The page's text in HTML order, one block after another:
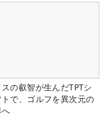
の叡智が生んだTPTシ
トで、ゴルフを異次元の